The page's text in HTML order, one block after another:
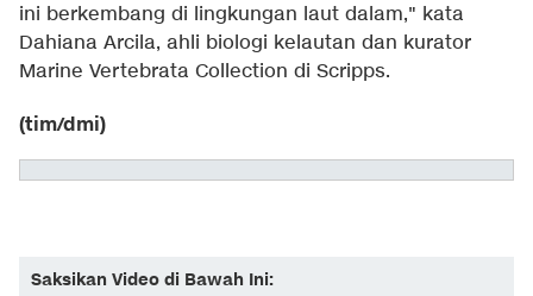
ini berkembang di lingkungan laut dalam," kata
Dahiana Arcila, ahli biologi kelautan dan kurator
Marine Vertebrata Collection di Scripps.
(tim/dmi)
Saksikan Video di Bawah Ini: